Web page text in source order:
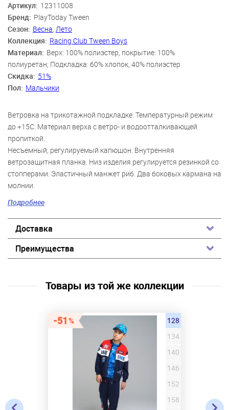
Артикул: 12311008
Бренд: PlayToday Tween
Сезон: Весна, Лето
Коллекция: Racing Club Tween Boys
Материал: Верх: 100% полиэстер, покрытие: 100%
полиуретан; Подкладка: 60% хлопок, 40% полиэстер
Скидка: 51%
Пол: Мальчики
Ветровка на трикотажной подкладке. Температурный режим
до +15C. Материал верха c ветро- и водоотталкивающей
пропиткой.
Несъемный, регулируемый капюшон. Внутренняя
ветрозащитная планка. Низ изделия регулируется резинкой со
стопперами. Эластичный манжет риб. Два боковых кармана на
молнии.
Внутренний карман со строкой для имени и телефона.
Текстильный клапан для защиты подбородка при
застегивании молнии. Светоотражающие элементы.
*температурный режим является рекомендованным,
необходимо учитывать уровень активности ребенка и
Подробнее
Доставка
Преимущества
Товары из той же коллекции
51
128
134
140
146
152
158